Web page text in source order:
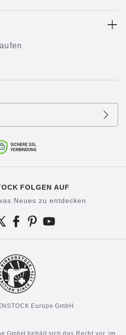
FOLGEN AUF
Neues zu entdecken
Europe GmbH